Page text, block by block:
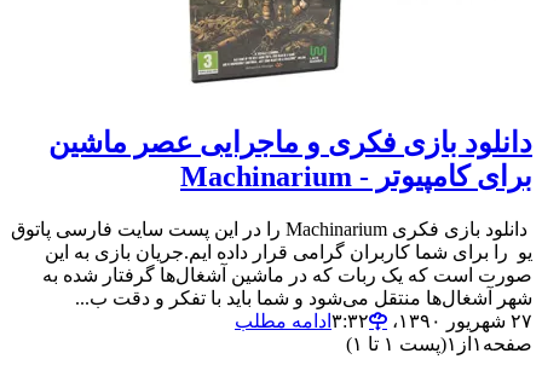
دانلود بازی فکری و ماجرایی عصر ماشین
برای کامپیوتر - Machinarium
دانلود بازی فکری Machinarium را در این پست سایت فارسی پاتوق
یو را برای شما کاربران گرامی قرار داده ایم.جریان بازی به این
صورت است که یک ربات که در ماشین آشغال‌ها گرفتار شده به
شهر آشغال‌ها منتقل می‌شود و شما باید با تفکر و دقت ب...
۲۷ شهریور ۱۳۹۰،‏ ۳:۳۲
ادامه مطلب
صفحه ۱ از ۱(پست ۱ تا ۱)